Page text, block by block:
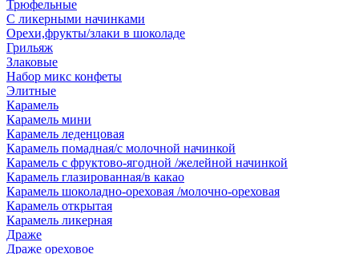
Трюфельные
С ликерными начинками
Орехи,фрукты/злаки в шоколаде
Грильяж
Злаковые
Набор микс конфеты
Элитные
Карамель
Карамель мини
Карамель леденцовая
Карамель помадная/с молочной начинкой
Карамель с фруктово-ягодной /желейной начинкой
Карамель глазированная/в какао
Карамель шоколадно-ореховая /молочно-ореховая
Карамель открытая
Карамель ликерная
Драже
Драже ореховое